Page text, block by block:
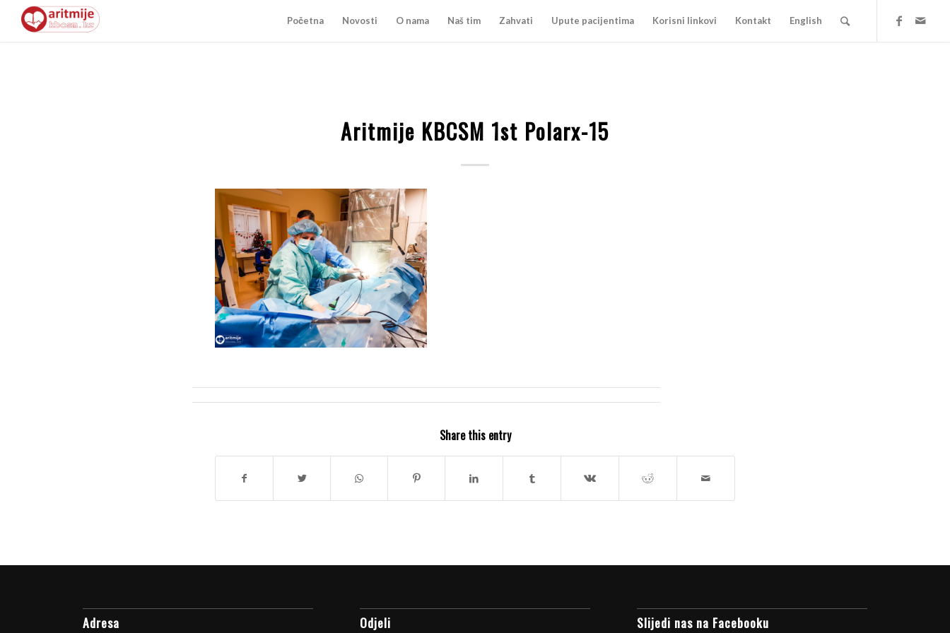
Početna Novosti O nama Naš tim Zahvati Upute pacijentima Korisni linkovi Kontakt English
Aritmije KBCSM 1st Polarx-15
Share this entry
Adresa Odjeli Slijedi nas na Facebooku